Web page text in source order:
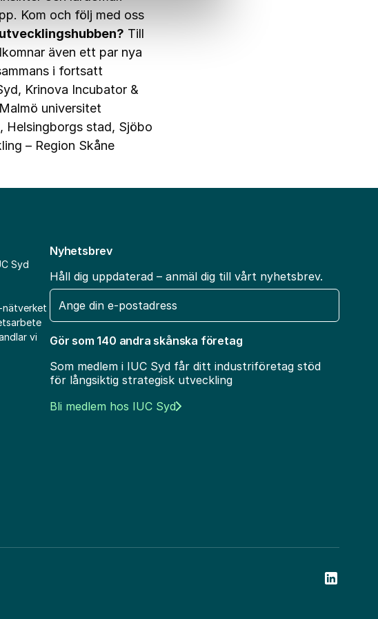
Kom och följ med oss
Till
även ett par nya
i fortsatt
, Krinova Incubator &
Malmö universitet
, Helsingborgs stad, Sjöbo
– Region Skåne
Syd
nätverket
vi
Nyhetsbrev
Håll dig uppdaterad – anmäl dig till vårt nyhetsbrev.
E-
post
Gör som 140 andra skånska företag
Som medlem i IUC Syd får ditt industriföretag stöd
för långsiktig strategisk utveckling
Bli medlem hos IUC Syd
Social